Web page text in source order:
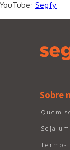
YouTube: Segfy
Sobre
Quem
Seja
Termos